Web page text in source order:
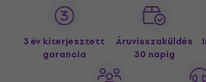
3 év kiterjesztett
garancia
Áruvisszaküldés
30 napig